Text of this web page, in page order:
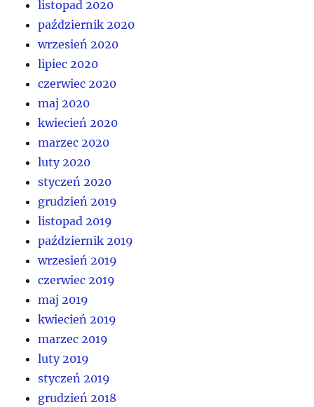
listopad 2020
październik 2020
wrzesień 2020
lipiec 2020
czerwiec 2020
maj 2020
kwiecień 2020
marzec 2020
luty 2020
styczeń 2020
grudzień 2019
listopad 2019
październik 2019
wrzesień 2019
czerwiec 2019
maj 2019
kwiecień 2019
marzec 2019
luty 2019
styczeń 2019
grudzień 2018